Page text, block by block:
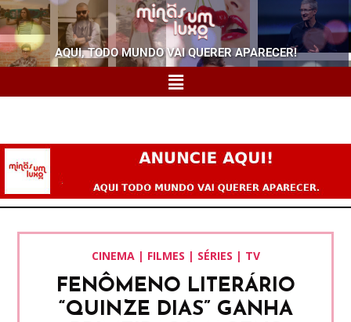
AQUI, TODO MUNDO VAI QUERER APARECER!
CINEMA | FILMES | SÉRIES | TV
FENÔMENO LITERÁRIO
“QUINZE DIAS” GANHA